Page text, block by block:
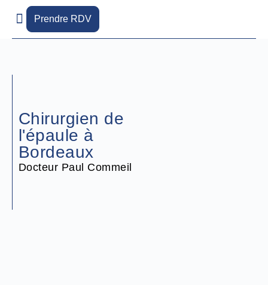
contenu
Prendre RDV
Docteur Paul Commeil
Chirurgien de
l'épaule à
Bordeaux